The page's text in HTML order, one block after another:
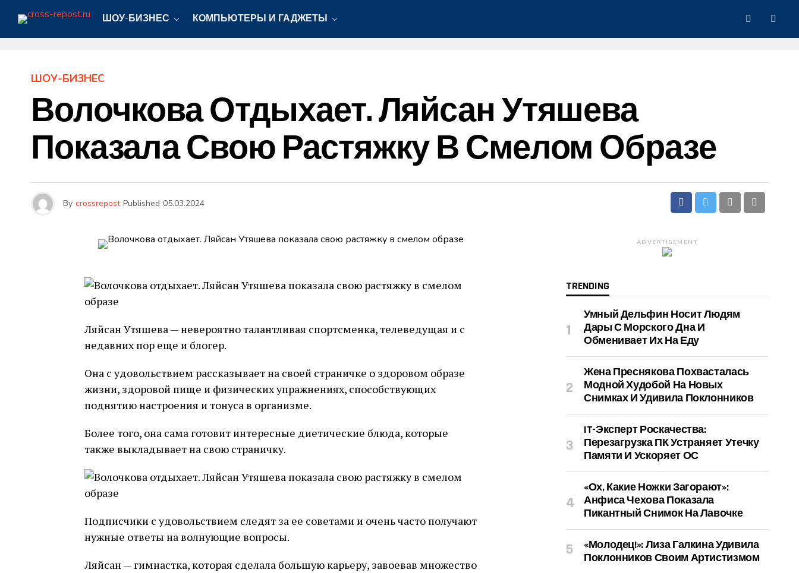
ШОУ-БИЗНЕС КОМПЬЮТЕРЫ И ГАДЖЕТЫ
ШОУ-БИЗНЕС
Волочкова Отдыхает. Ляйсан Утяшева
Показала Свою Растяжку В Смелом Образе
By crossrepost Published 05.03.2024
Ляйсан Утяшева — невероятно талантливая спортсменка, телеведущая и с
недавних пор еще и блогер.
Она с удовольствием рассказывает на своей страничке о здоровом образе
жизни, здоровой пище и физических упражнениях, способствующих
поднятию настроения и тонуса в организме.
Более того, она сама готовит интересные диетические блюда, которые
также выкладывает на свою страничку.
Подписчики с удовольствием следят за ее советами и очень часто получают
нужные ответы на волнующие вопросы.
Ляйсан — гимнастка, которая сделала большую карьеру, завоевав множество
ADVERTISEMENT
TRENDING
Умный Дельфин Носит Людям
Дары С Морского Дна И
Обменивает Их На Еду
Жена Преснякова Похвасталась
Модной Худобой На Новых
Снимках И Удивила Поклонников
IT-Эксперт Роскачества:
Перезагрузка ПК Устраняет Утечку
Памяти И Ускоряет ОС
«Ох, Какие Ножки Загорают»:
Анфиса Чехова Показала
Пикантный Снимок На Лавочке
«Молодец!»: Лиза Галкина Удивила
Поклонников Своим Артистизмом